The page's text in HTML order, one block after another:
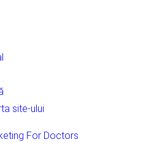
site-ului
For Doctors